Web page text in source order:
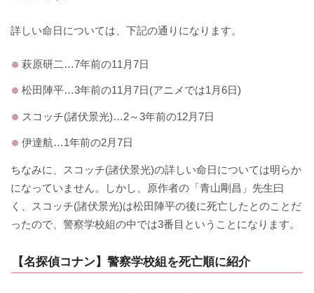
詳しい命日については、下記の通りになります。
萩原研二…7年前の11月7日
松田陣平…3年前の11月7日(アニメでは1月6日)
スコッチ(諸伏景光)…2～3年前の12月7日
伊達航…1年前の2月7日
ちなみに、スコッチ(諸伏景光)の詳しい命日については明らか
になっていません。しかし、原作者の「青山剛昌」先生曰
く、スコッチ(諸伏景光)は松田陣平の後に死亡したとのことだ
ったので、警察学校組の中では3番目ということになります。
【名探偵コナン】警察学校組を死亡順に紹介